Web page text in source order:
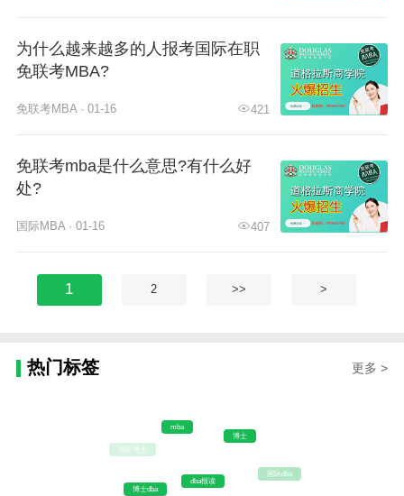
为什么越来越多的人报考国际在职
免联考MBA?
421
免联考MBA · 01-16
免联考mba是什么意思?有什么好
处?
407
国际MBA · 01-16
1 2 >> >
热门标签 更多 >
mba
博士
国际dba
博士dba